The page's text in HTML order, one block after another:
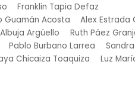
Franklin Tapia Defaz
Guamán Acosta
Alex Estrada
Argüello
Ruth Páez
Pablo Burbano Larrea
Chicaiza Toaquiza Luz